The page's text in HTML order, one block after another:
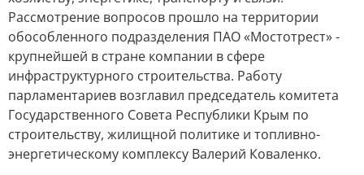
Рассмотрение вопросов прошло на территории
обособленного подразделения ПАО «Мостотрест» -
крупнейшей в стране компании в сфере
инфраструктурного строительства. Работу
парламентариев возглавил председатель комитета
Государственного Совета Республики Крым по
строительству, жилищной политике и топливно-
энергетическому комплексу Валерий Коваленко.